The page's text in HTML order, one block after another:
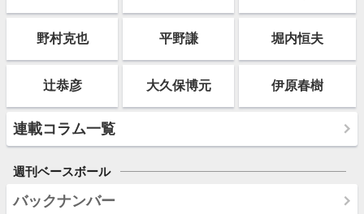
野村克也 平野謙 堀内恒夫
辻恭彦 大久保博元 伊原春樹
連載コラム一覧
週刊ベースボール
バックナンバー